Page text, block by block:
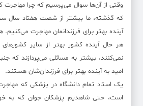
وقتی از آن‌ها سوال می‌پرسیم که چرا مهاجرت
که گذشته، ما بیشتر از شصت هفتاد سال
آینده بهتر برای فرزندانمان مهاجرت
هر حال آینده کشور بهتر از سایر
نمی‌کنند، بیشتر به مسائلی می‌پردازند که
امید به آینده بهتر برای فرزندان‌شان هستند.
یک استاد تمام دانشگاه در پزشکی که
است، حتی شاهدیم پزشکان جوان که به